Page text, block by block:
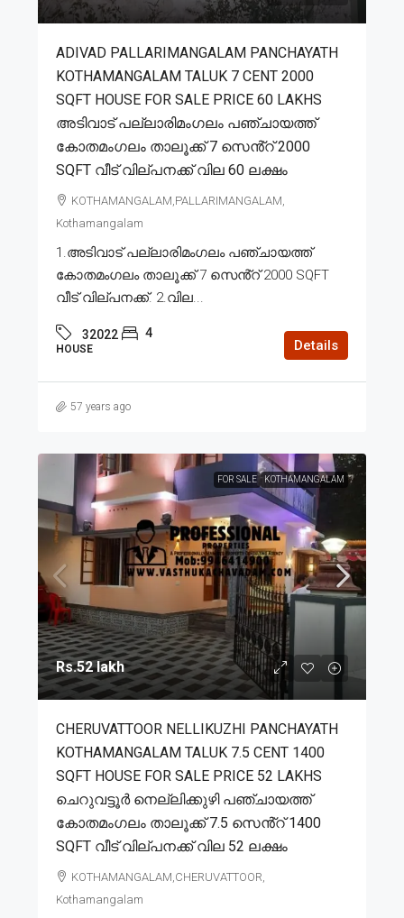
ADIVAD PALLARIMANGALAM PANCHAYATH
KOTHAMANGALAM TALUK 7 CENT 2000
SQFT HOUSE FOR SALE PRICE 60 LAKHS
അടിവാട് പല്ലാരിമംഗലം പഞ്ചായത്ത്
കോതമംഗലം താലൂക്ക് 7 സെൻ്റ് 2000
SQFT വീട് വില്പനക്ക് വില 60 ലക്ഷം
KOTHAMANGALAM,PALLARIMANGALAM,
Kothamangalam
1.അടിവാട് പല്ലാരിമംഗലം പഞ്ചായത്ത്
കോതമംഗലം താലൂക്ക് 7 സെൻ്റ് 2000 SQFT
വീട് വില്പനക്ക്. 2.വില...
32022 4
HOUSE Details
57 years ago
FOR SALE KOTHAMANGALAM
Rs.52 lakh
CHERUVATTOOR NELLIKUZHI PANCHAYATH
KOTHAMANGALAM TALUK 7.5 CENT 1400
SQFT HOUSE FOR SALE PRICE 52 LAKHS
ചെറുവട്ടൂർ നെല്ലിക്കുഴി പഞ്ചായത്ത്
കോതമംഗലം താലൂക്ക് 7.5 സെൻ്റ് 1400
SQFT വീട് വില്പനക്ക് വില 52 ലക്ഷം
KOTHAMANGALAM,CHERUVATTOOR,
Kothamangalam